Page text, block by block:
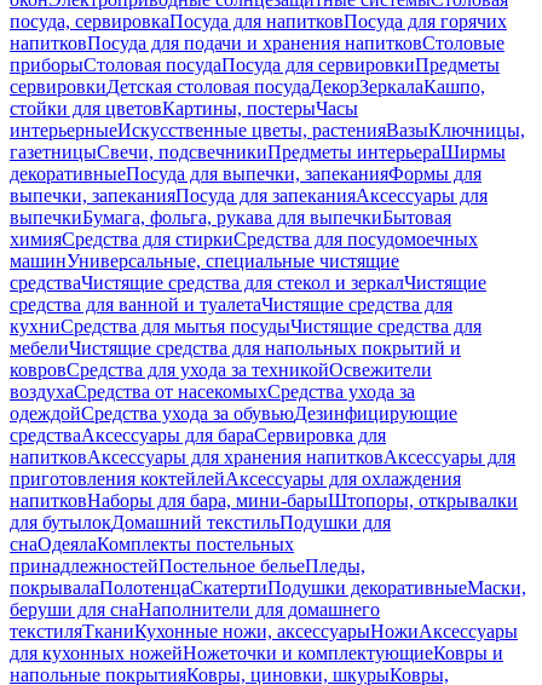
посуда, сервировкаПосуда для напитковПосуда для горячих
напитковПосуда для подачи и хранения напитковСтоловые
приборыСтоловая посудаПосуда для сервировкиПредметы
сервировкиДетская столовая посудаДекорЗеркалаКашпо,
стойки для цветовКартины, постерыЧасы
интерьерныеИскусственные цветы, растенияВазыКлючницы,
газетницыСвечи, подсвечникиПредметы интерьераШирмы
декоративныеПосуда для выпечки, запеканияФормы для
выпечки, запеканияПосуда для запеканияАксессуары для
выпечкиБумага, фольга, рукава для выпечкиБытовая
химияСредства для стиркиСредства для посудомоечных
машинУниверсальные, специальные чистящие
средстваЧистящие средства для стекол и зеркалЧистящие
средства для ванной и туалетаЧистящие средства для
кухниСредства для мытья посудыЧистящие средства для
мебелиЧистящие средства для напольных покрытий и
ковровСредства для ухода за техникойОсвежители
воздухаСредства от насекомыхСредства ухода за
одеждойСредства ухода за обувьюДезинфицирующие
средстваАксессуары для бараСервировка для
напитковАксессуары для хранения напитковАксессуары для
приготовления коктейлейАксессуары для охлаждения
напитковНаборы для бара, мини-барыШтопоры, открывалки
для бутылокДомашний текстильПодушки для
снаОдеялаКомплекты постельных
принадлежностейПостельное бельеПледы,
покрывалаПолотенцаСкатертиПодушки декоративныеМаски,
беруши для снаНаполнители для домашнего
текстиляТканиКухонные ножи, аксессуарыНожиАксессуары
для кухонных ножейНожеточки и комплектующиеКовры и
напольные покрытияКовры, циновки, шкурыКовры,